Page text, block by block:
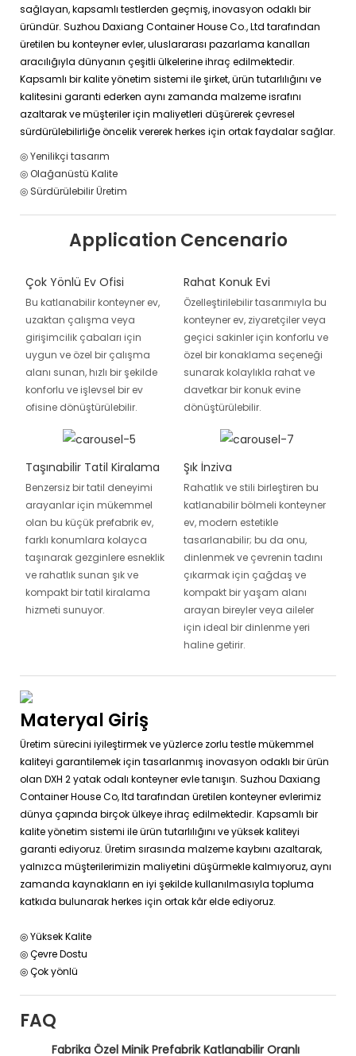
sağlayan, kapsamlı testlerden geçmiş, inovasyon odaklı bir
üründür. Suzhou Daxiang Container House Co., Ltd tarafından
üretilen bu konteyner evler, uluslararası pazarlama kanalları
aracılığıyla dünyanın çeşitli ülkelerine ihraç edilmektedir.
Kapsamlı bir kalite yönetim sistemi ile şirket, ürün tutarlılığını ve
kalitesini garanti ederken aynı zamanda malzeme israfını
azaltarak ve müşteriler için maliyetleri düşürerek çevresel
sürdürülebilirliğe öncelik vererek herkes için ortak faydalar sağlar.
◎ Yenilikçi tasarım
◎ Olağanüstü Kalite
◎ Sürdürülebilir Üretim
Application Cencenario
Çok Yönlü Ev Ofisi
Bu katlanabilir konteyner ev,
uzaktan çalışma veya
girişimcilik çabaları için
uygun ve özel bir çalışma
alanı sunan, hızlı bir şekilde
konforlu ve işlevsel bir ev
ofisine dönüştürülebilir.
Rahat Konuk Evi
Özelleştirilebilir tasarımıyla bu
konteyner ev, ziyaretçiler veya
geçici sakinler için konforlu ve
özel bir konaklama seçeneği
sunarak kolaylıkla rahat ve
davetkar bir konuk evine
dönüştürülebilir.
Taşınabilir Tatil Kiralama
Benzersiz bir tatil deneyimi
arayanlar için mükemmel
olan bu küçük prefabrik ev,
farklı konumlara kolayca
taşınarak gezginlere esneklik
ve rahatlık sunan şık ve
kompakt bir tatil kiralama
hizmeti sunuyor.
Şık İnziva
Rahatlık ve stili birleştiren bu
katlanabilir bölmeli konteyner
ev, modern estetikle
tasarlanabilir; bu da onu,
dinlenmek ve çevrenin tadını
çıkarmak için çağdaş ve
kompakt bir yaşam alanı
arayan bireyler veya aileler
için ideal bir dinlenme yeri
haline getirir.
Materyal Giriş
Üretim sürecini iyileştirmek ve yüzlerce zorlu testle mükemmel
kaliteyi garantilemek için tasarlanmış inovasyon odaklı bir ürün
olan DXH 2 yatak odalı konteyner evle tanışın. Suzhou Daxiang
Container House Co, ltd tarafından üretilen konteyner evlerimiz
dünya çapında birçok ülkeye ihraç edilmektedir. Kapsamlı bir
kalite yönetim sistemi ile ürün tutarlılığını ve yüksek kaliteyi
garanti ediyoruz. Üretim sırasında malzeme kaybını azaltarak,
yalnızca müşterilerimizin maliyetini düşürmekle kalmıyoruz, aynı
zamanda kaynakların en iyi şekilde kullanılmasıyla topluma
katkıda bulunarak herkes için ortak kâr elde ediyoruz.
◎ Yüksek Kalite
◎ Çevre Dostu
◎ Çok yönlü
FAQ
Fabrika Özel Minik Prefabrik Katlanabilir Oranlı